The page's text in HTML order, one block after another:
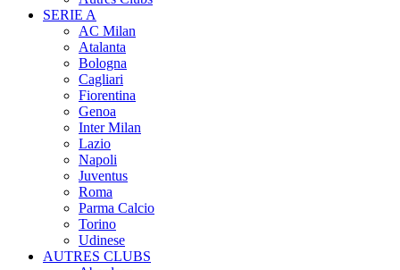
SERIE A
AC Milan
Atalanta
Bologna
Cagliari
Fiorentina
Genoa
Inter Milan
Lazio
Napoli
Juventus
Roma
Parma Calcio
Torino
Udinese
AUTRES CLUBS